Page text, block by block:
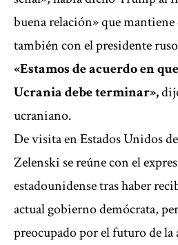
buena relación» que
también con el presidente
«Estamos de acuerdo en
Ucrania debe terminar»,
ucraniano.
De visita en Estados Unidos
Zelenski se reúne con el
estadounidense tras haber
actual gobierno demócrata,
preocupado por el futuro de la